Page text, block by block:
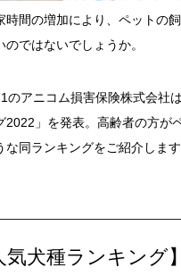
時間の増加により、ペットの
ではないでしょうか。
のアニコム損害保険株式会社
2022」を発表。高齢者の方が
同ランキングをご紹介します
気犬種ランキング